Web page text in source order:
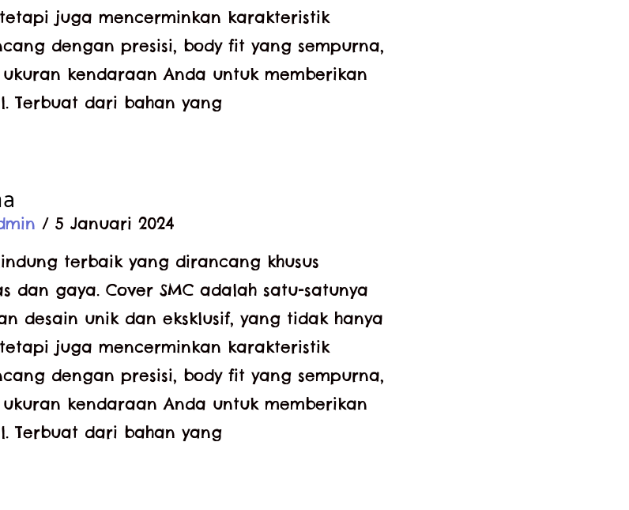
juga mencerminkan karakteristik
dengan presisi, body fit yang sempurna,
kendaraan Anda untuk memberikan
Terbuat dari bahan yang
/ 5 Januari 2024
terbaik yang dirancang khusus
dan gaya. Cover SMC adalah satu-satunya
desain unik dan eksklusif, yang tidak hanya
juga mencerminkan karakteristik
dengan presisi, body fit yang sempurna,
kendaraan Anda untuk memberikan
Terbuat dari bahan yang